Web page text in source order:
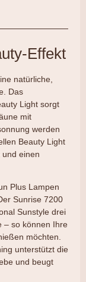
Effekt
natürliche,
Das
Light sorgt
mit
werden
Beauty Light
einen
Plus Lampen
Sunrise 7200
Sunstyle drei
– so können Ihre
möchten.
unterstützt die
und beugt